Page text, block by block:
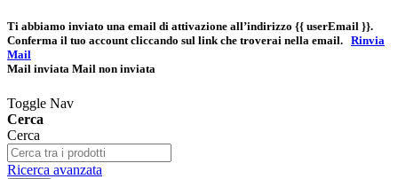
Ti abbiamo inviato una email di attivazione all’indirizzo {{ userEmail }}.
Conferma il tuo account cliccando sul link che troverai nella email. Rinvia
Mail
Mail inviata Mail non inviata
Toggle Nav
Cerca
Cerca
Ricerca avanzata